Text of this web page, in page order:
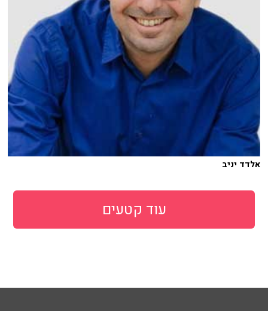
אלדד יניב
עוד קטעים